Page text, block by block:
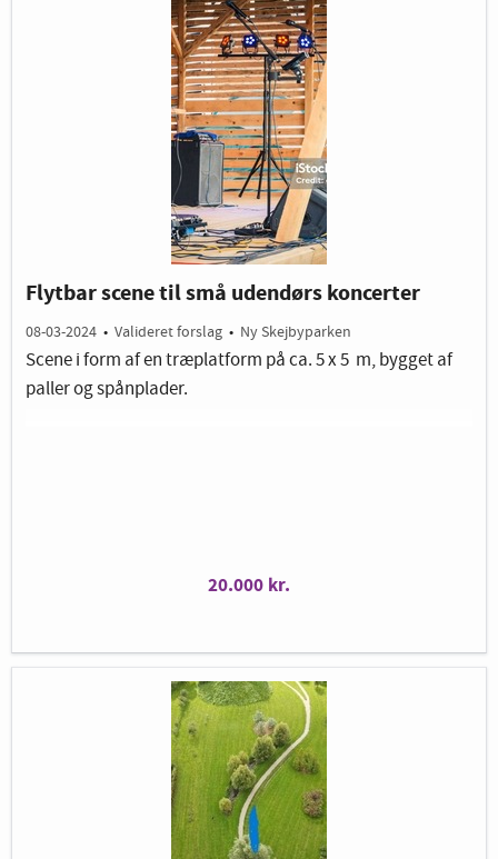
Flytbar scene til små udendørs koncerter
08-03-2024 • Valideret forslag • Ny Skejbyparken
Scene i form af en træplatform på ca. 5 x 5 m, bygget af
paller og spånplader.
20.000 kr.